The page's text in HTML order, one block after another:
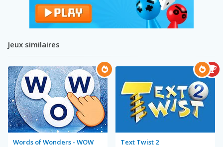
Jeux similaires
Words of Wonders - WOW Text Twist 2